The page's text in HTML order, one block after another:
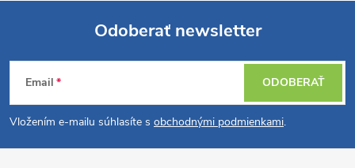
Z
á
p
Odoberať newsletter
Email
Vložením e-mailu súhlasíte s obchodnými podmienkami.
ODOBERAŤ